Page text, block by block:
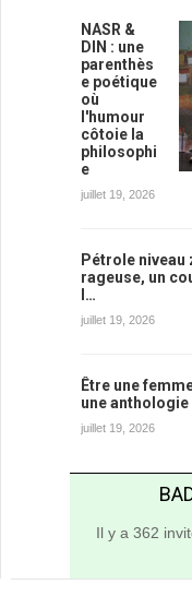
NASR &
DIN : une
parenthès
e poétique
où
l'humour
côtoie la
philosophi
e
juillet 19, 2026
Pétrole niveau
rageuse, un
l…
juillet 19, 2026
Être une
une
juillet 19, 2026
Il y a 362